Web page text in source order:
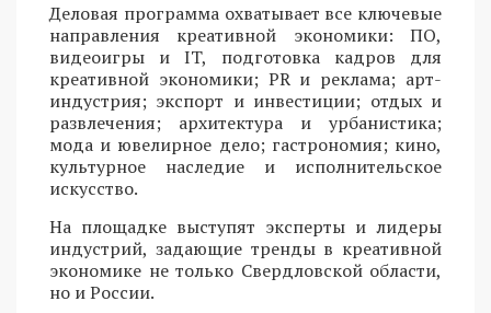
Деловая программа охватывает все ключевые
направления креативной экономики: ПО,
видеоигры и IT, подготовка кадров для
креативной экономики; PR и реклама; арт-
индустрия; экспорт и инвестиции; отдых и
развлечения; архитектура и урбанистика;
мода и ювелирное дело; гастрономия; кино,
культурное наследие и исполнительское
искусство.
На площадке выступят эксперты и лидеры
индустрий, задающие тренды в креативной
экономике не только Свердловской области,
но и России.